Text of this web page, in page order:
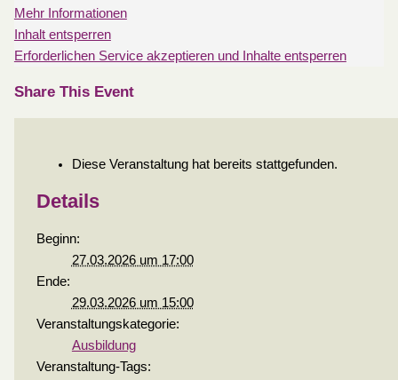
Mehr Informationen
Inhalt entsperren
Erforderlichen Service akzeptieren und Inhalte entsperren
Share This Event
Diese Veranstaltung hat bereits stattgefunden.
Details
Beginn:
27.03.2026 um 17:00
Ende:
29.03.2026 um 15:00
Veranstaltungskategorie:
Ausbildung
Veranstaltung-Tags: